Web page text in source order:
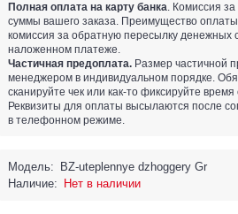
Полная оплата на карту банка. Комиссия за
суммы вашего заказа. Преимущество оплаты
комиссия за обратную пересылку денежных
наложенном платеже.
Частичная предоплата. Размер частичной
менеджером в индивидуальном порядке.
сканируйте чек или как-то фиксируйте
Реквизиты для оплаты высылаются после
в телефонном режиме.
Модель:
BZ-uteplennye dzhoggery Gr
Наличие:
Нет в наличии